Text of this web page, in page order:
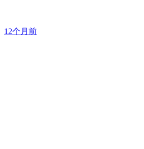
12个月前